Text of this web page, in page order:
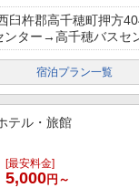
臼杵郡高千穂町押方
ター→高千穂バスセ
宿泊プラン一覧
テル・旅館
[最安料金]
5,000円～